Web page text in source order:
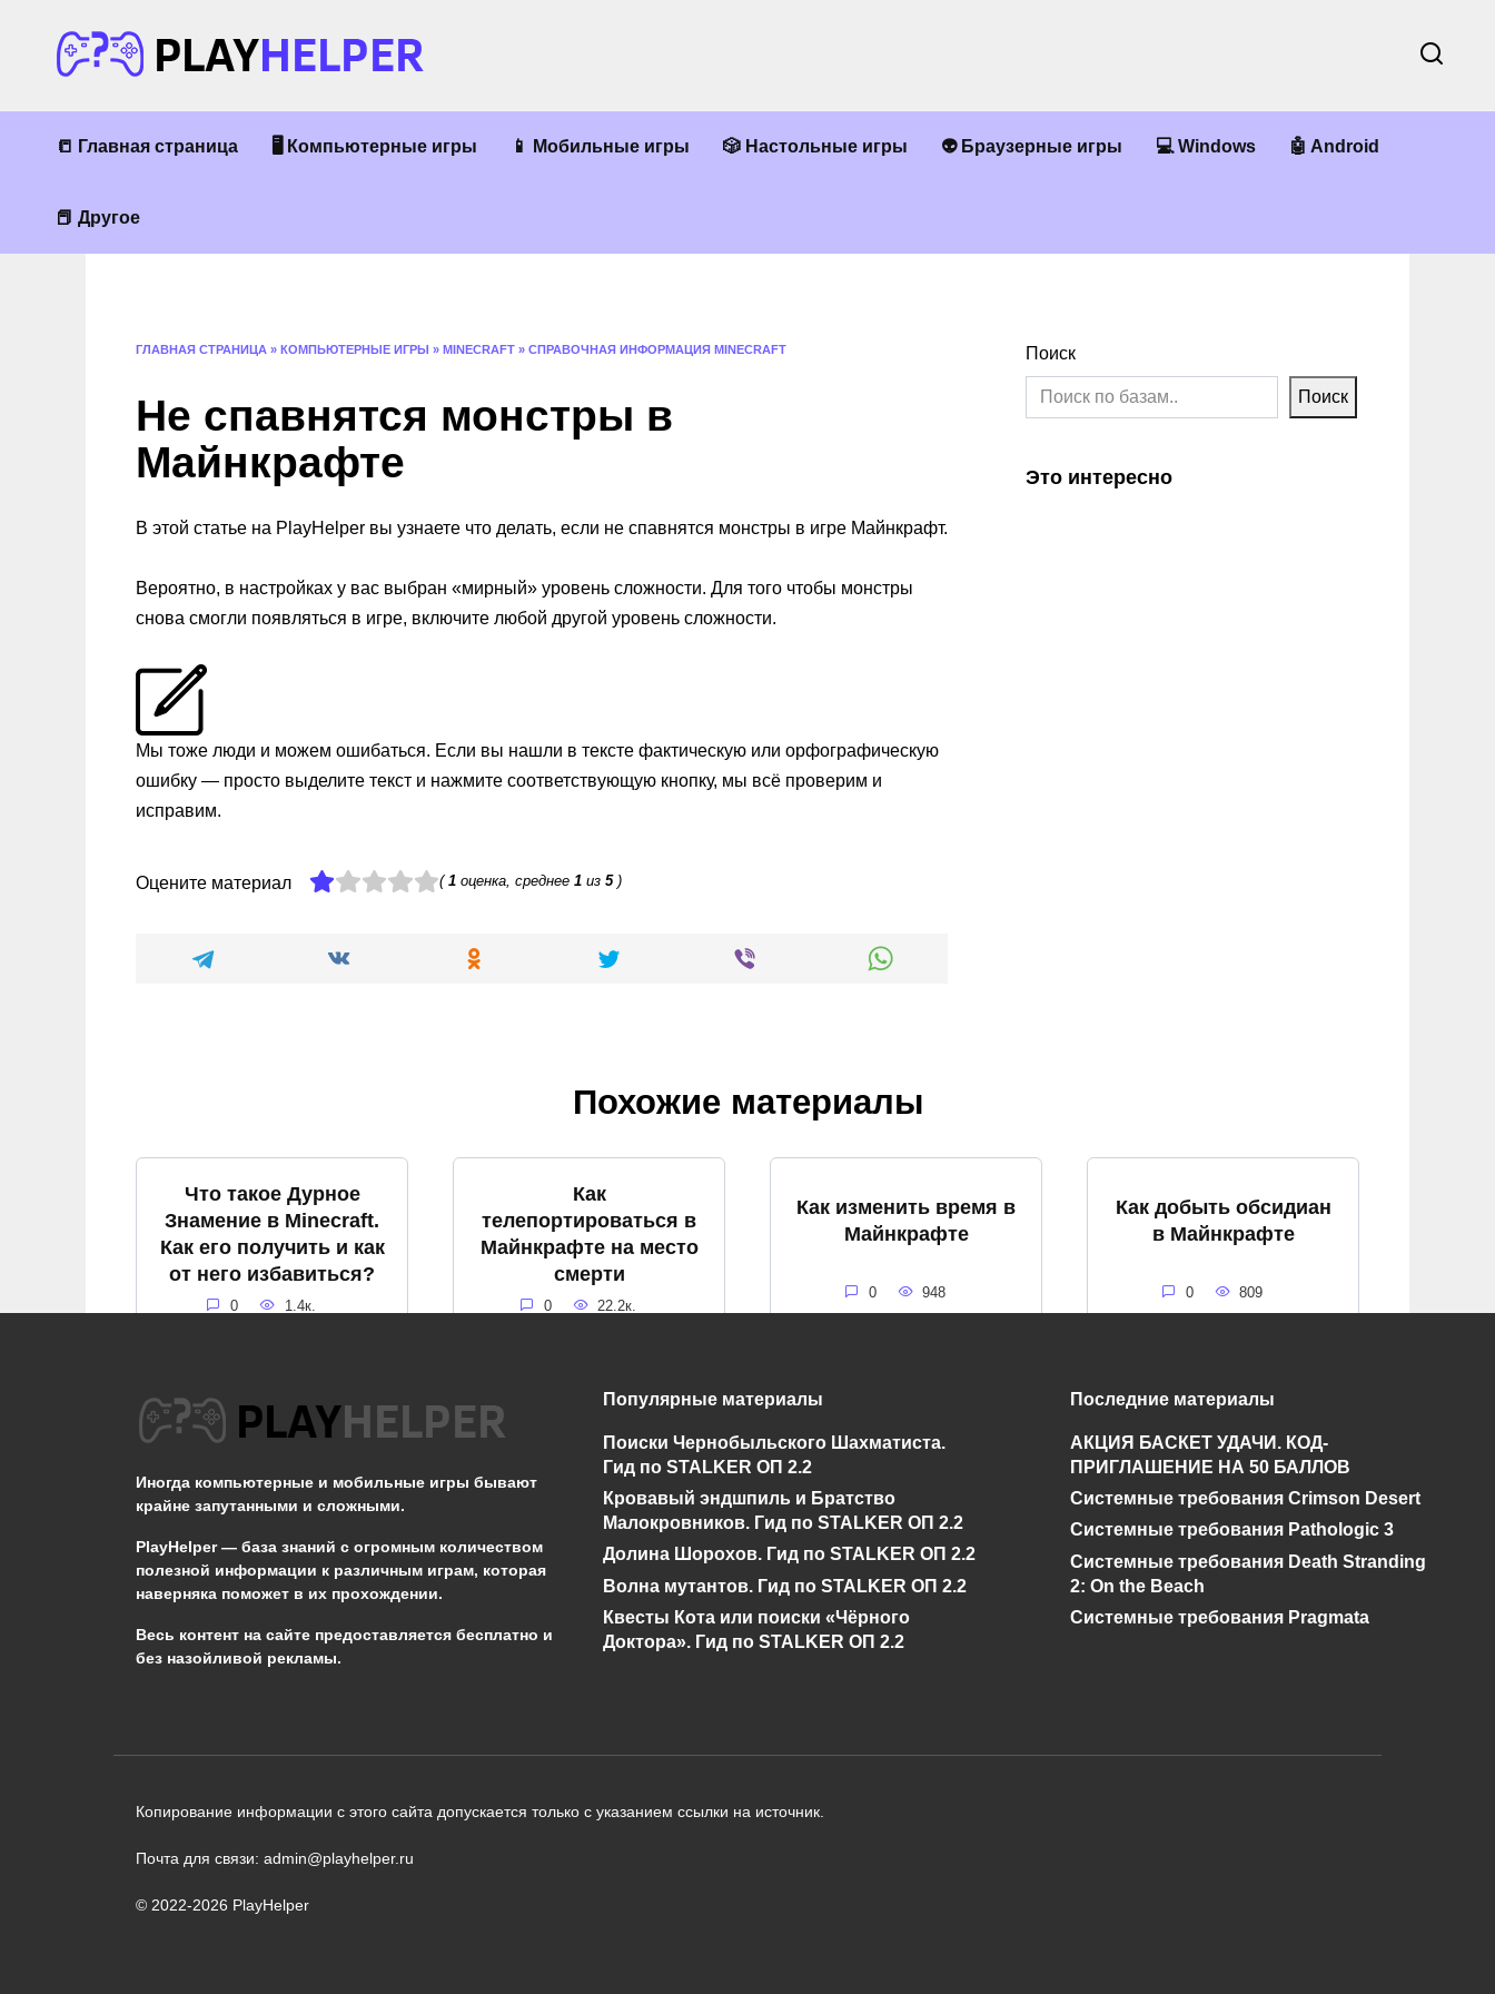
содержанию
📒 Главная страница 🖥 Компьютерные игры 📱 Мобильные игры 🎲 Настольные игры 👽 Браузерные игры 💻 Windows 🤖 Android
📕 Другое
ГЛАВНАЯ СТРАНИЦА » КОМПЬЮТЕРНЫЕ ИГРЫ » MINECRAFT » СПРАВОЧНАЯ ИНФОРМАЦИЯ MINECRAFT
Не спавнятся монстры в
Майнкрафте
В этой статье на PlayHelper вы узнаете что делать, если не спавнятся монстры в игре Майнкрафт.
Вероятно, в настройках у вас выбран «мирный» уровень сложности. Для того чтобы монстры
снова смогли появляться в игре, включите любой другой уровень сложности.
Мы тоже люди и можем ошибаться. Если вы нашли в тексте фактическую или орфографическую
ошибку — просто выделите текст и нажмите соответствующую кнопку, мы всё проверим и
исправим.
Оцените материал (1оценка, среднее 1из 5)
Поиск
Поиск
Это интересно
Похожие материалы
Что такое Дурное
Знамение в Minecraft.
Как его получить и как
от него избавиться?
0 1.4к.
Как
телепортироваться в
Майнкрафте на место
смерти
0 22.2к.
Как изменить время в
Майнкрафте
0 948
Как добыть обсидиан
в Майнкрафте
0 809
Как посмотреть чанки
0 1.6к.
Как покрасить стекло
в Майнкрафт
866
стол картогрофа в
0
Как потушить костер в
майнкрафте
0 885
Иногда компьютерные и мобильные игры бывают
крайне запутанными и сложными.
PlayHelper — база знаний с огромным количеством
полезной информации к различным играм, которая
наверняка поможет в их прохождении.
Весь контент на сайте предоставляется бесплатно и
без назойливой рекламы.
Популярные материалы
Поиски Чернобыльского Шахматиста.
Гид по STALKER ОП 2.2
Кровавый эндшпиль и Братство
Малокровников. Гид по STALKER ОП 2.2
Долина Шорохов. Гид по STALKER ОП 2.2
Волна мутантов. Гид по STALKER ОП 2.2
Квесты Кота или поиски «Чёрного
Доктора». Гид по STALKER ОП 2.2
Последние материалы
АКЦИЯ БАСКЕТ УДАЧИ. КОД-
ПРИГЛАШЕНИЕ НА 50 БАЛЛОВ
Системные требования Crimson Desert
Системные требования Pathologic 3
Системные требования Death Stranding
2: On the Beach
Системные требования Pragmata
Копирование информации с этого сайта допускается только с указанием ссылки на источник.
Почта для связи: admin@playhelper.ru
© 2022-2026 PlayHelper
Сообщить об ошибке